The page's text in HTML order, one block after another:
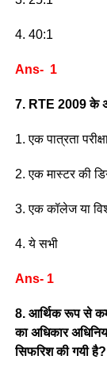
4. 40:1
Ans- 1
7. RTE 2009 के
1. एक पात्रता
2. एक मास्टर की
3. एक कॉलेज या
4. ये सभी
Ans- 1
8. आर्थिक रूप से
का अधिकार
सिफरिश की गयी है?